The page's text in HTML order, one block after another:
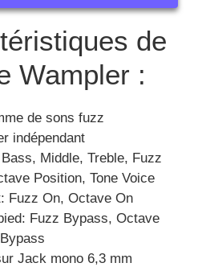
de
Wampler :
de sons fuzz
indépendant
Middle, Treble, Fuzz
Position, Tone Voice
Fuzz On, Octave On
Fuzz Bypass, Octave
Bypass
Jack mono 6,3 mm